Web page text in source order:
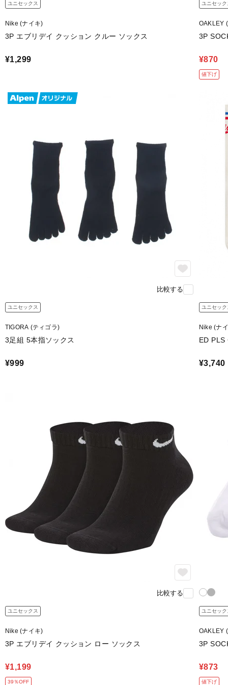
ユニセックス
Nike (ナイキ)
3P エブリデイ クッション クルー ソックス
¥1,299
ユニセック
OAKLEY
3P
¥870
値下げ
比較する
ユニセックス
TIGORA (ティゴラ)
3足組 5本指ソックス
¥999
ユニセック
Nike (ナ
ED PLS
¥3,740
比較する
ユニセックス
Nike (ナイキ)
3P エブリデイ クッション ロー ソックス
¥1,199
39％OFF
ユニセック
OAKLEY
3P
¥873
値下げ